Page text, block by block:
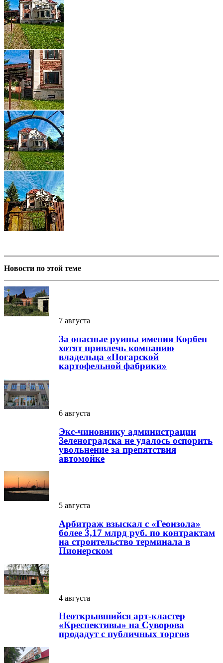
Новости по этой теме
7 августа
За опасные руины имения Корбен
хотят привлечь компанию
владельца «Погарской
картофельной фабрики»
6 августа
Экс-чиновнику администрации
Зеленоградска не удалось оспорить
увольнение за препятствия
автомойке
5 августа
Арбитраж взыскал с «Геоизола»
более 3,17 млрд руб. по контрактам
на строительство терминала в
Пионерском
4 августа
Неоткрывшийся арт-кластер
«Креспективы» на Суворова
продадут с публичных торгов